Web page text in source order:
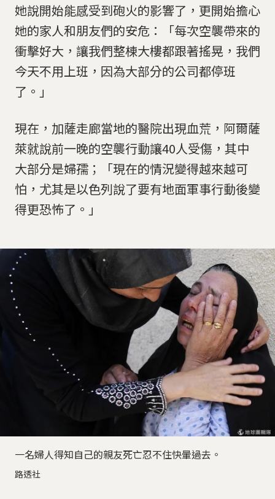
她說開始能感受到砲火的影響了，更開始擔心
她的家人和朋友們的安危：「每次空襲帶來的
衝擊好大，讓我們整棟大樓都跟著搖晃，我們
今天不用上班，因為大部分的公司都停班
了。」
現在，加薩走廊當地的醫院出現血荒，阿爾薩
萊就說前一晚的空襲行動讓40人受傷，其中
大部分是婦孺；「現在的情況變得越來越可
怕，尤其是以色列說了要有地面軍事行動後變
得更恐怖了。」
一名婦人得知自己的親友死亡忍不住快暈過去。
路透社